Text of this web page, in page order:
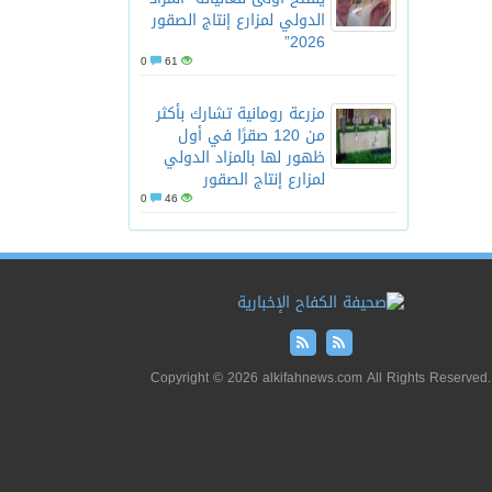
الدولي لمزارع إنتاج الصقور
2026”
61
مزرعة رومانية تشارك بأكثر
من 120 صقرًا في أول
ظهور لها بالمزاد الدولي
لمزارع إنتاج الصقور
46
Copyright © 2026 alkifahnews.com All Rights Reserved.